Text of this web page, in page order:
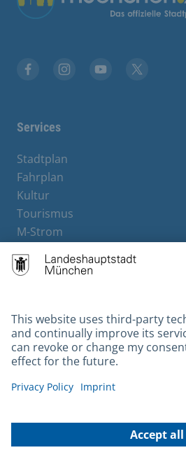
Services
Stadtplan
Fahrplan
Kultur
Tourismus
M-Strom
Hotels
Contact
Barrierefreiheit
Leichte Sprache
Gebärdensprache
Kontakt